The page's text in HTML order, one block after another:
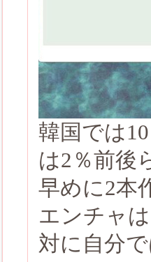
韓国では
は2％前後
早めに2本
エンチャ
対に自分